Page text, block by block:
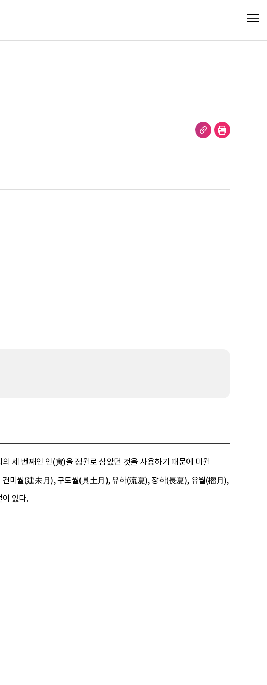
세 번째인 인(寅)을 정월로 삼았던 것을 사용하기 때문에 미월
미월(建未月), 구토월(具土月), 유하(流夏), 장하(長夏), 유월(榴月),
있다.